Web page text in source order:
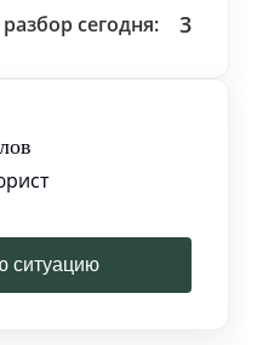
сегодня: 3
ситуацию